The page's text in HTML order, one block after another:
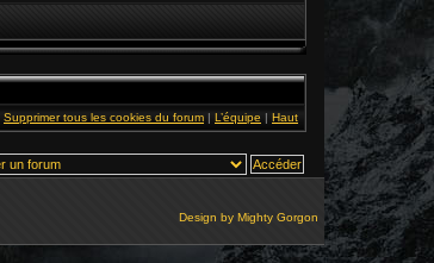
Supprimer tous les cookies du forum | L’équipe | Haut
Design by Mighty Gorgon